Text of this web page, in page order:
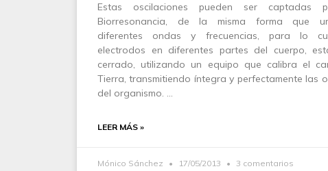
Estas oscilaciones pueden ser
Biorresonancia, de la misma forma que
diferentes ondas y frecuencias, para lo
electrodos en diferentes partes del cuerpo,
cerrado, utilizando un equipo que calibra el
Tierra, transmitiendo íntegra y perfectamente las
del organismo. …
LEER MÁS »
Mónico Sánchez 17/05/2013 3 comentarios